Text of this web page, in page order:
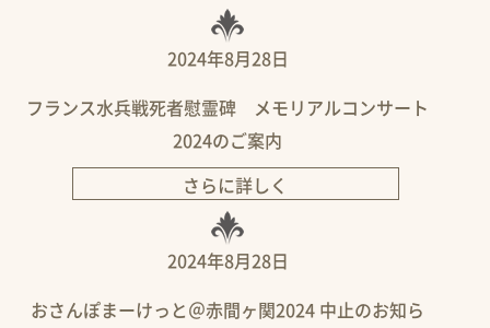
2024年8月28日
フランス水兵戦死者慰霊碑 メモリアルコンサート
2024のご案内
さらに詳しく
2024年8月28日
おさんぽまーけっと＠赤間ヶ関2024 中止のお知ら